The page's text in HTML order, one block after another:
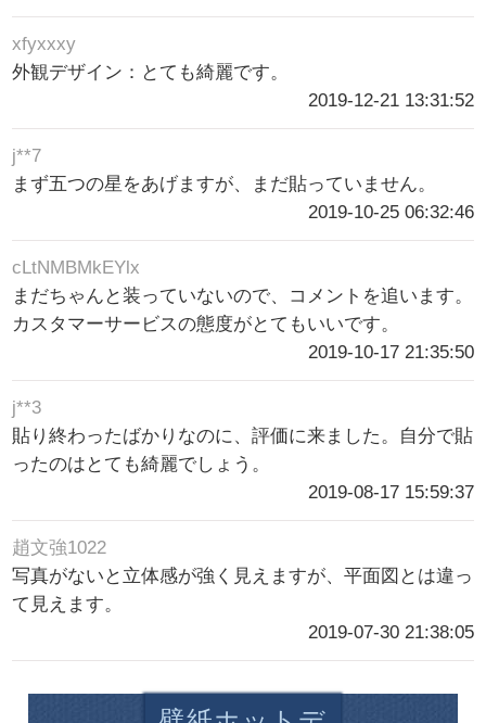
xfyxxxy
外観デザイン：とても綺麗です。
2019-12-21 13:31:52
j**7
まず五つの星をあげますが、まだ貼っていません。
2019-10-25 06:32:46
cLtNMBMkEYlx
まだちゃんと装っていないので、コメントを追います。
カスタマーサービスの態度がとてもいいです。
2019-10-17 21:35:50
j**3
貼り終わったばかりなのに、評価に来ました。自分で貼
ったのはとても綺麗でしょう。
2019-08-17 15:59:37
趙文強1022
写真がないと立体感が強く見えますが、平面図とは違っ
て見えます。
2019-07-30 21:38:05